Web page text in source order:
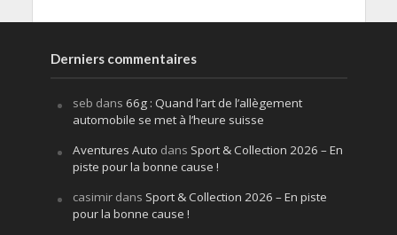
Derniers commentaires
seb dans 66g : Quand l’art de l’allègement
automobile se met à l’heure suisse
Aventures Auto dans Sport & Collection 2026 – En
piste pour la bonne cause !
casimirdans Sport & Collection 2026 – En piste
pour la bonne cause !